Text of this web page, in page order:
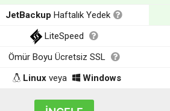
JetBackup Haftalık Yedek
LiteSpeed
Ömür Boyu Ücretsiz SSL
Linuxveya Windows